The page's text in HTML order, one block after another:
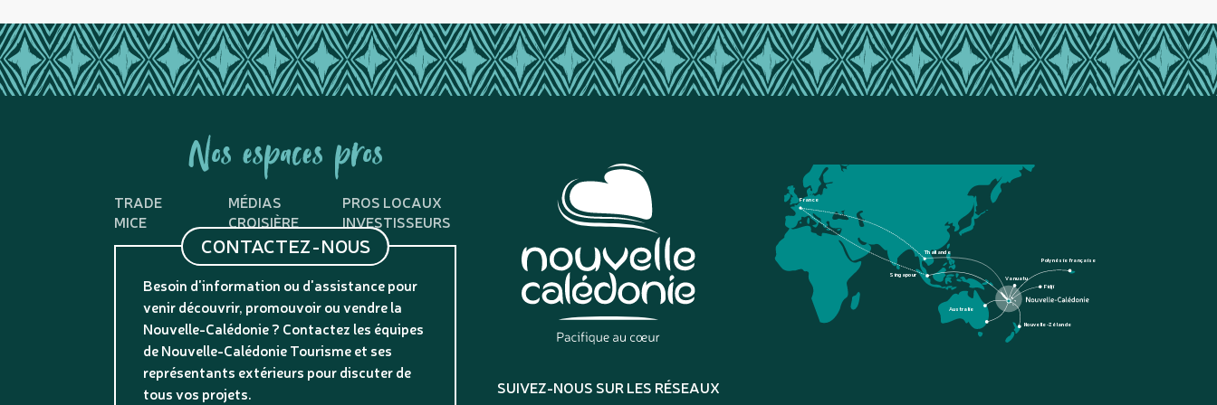
Nos espaces pros
TRADE MÉDIAS
PROS LOCAUX
MICE
CROISIÈRE INVESTISSEURS
CONTACTEZ-NOUS
Besoin d'information ou d'assistance pour
venir découvrir, promouvoir ou vendre la
Nouvelle-Calédonie ? Contactez les équipes
de Nouvelle-Calédonie Tourisme et ses
représentants extérieurs pour discuter de
tous vos projets.
SUIVEZ-NOUS SUR LES RÉSEAUX
France
Polynésie française
Fidji
Nouvelle-Zélande
Australie
Singapour
Thaïlande
Vanuatu